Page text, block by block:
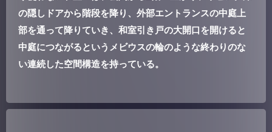
の隠しドアから階段を降り、外部エントランスの中庭上
部を通って降りていき、和室引き戸の大開口を開けると
中庭につながるというメビウスの輪のような終わりのな
い連続した空間構造を持っている。